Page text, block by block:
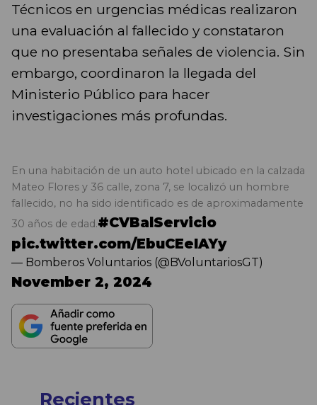
Técnicos en urgencias médicas realizaron
una evaluación al fallecido y constataron
que no presentaba señales de violencia. Sin
embargo, coordinaron la llegada del
Ministerio Público para hacer
investigaciones más profundas.
En una habitación de un auto hotel ubicado en la calzada
Mateo Flores y 36 calle, zona 7, se localizó un hombre
fallecido, no ha sido identificado es de aproximadamente
30 años de edad.#CVBalServicio
pic.twitter.com/EbuCEeIAYy
— Bomberos Voluntarios (@BVoluntariosGT)
November 2, 2024
Recientes